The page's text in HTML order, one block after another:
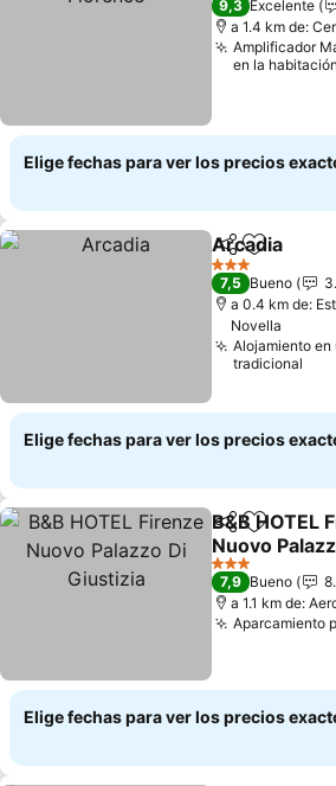
9,3 Excelente
a 1.4 km de:
Amplificador
en la habitación
Elige fechas para ver los precios
CompartirAgregar
Arcadia
3 Estrellas
7,5 Bueno
a 0.4 km de:
Novella
Alojamiento en
tradicional
Elige fechas para ver los precios
Compartir
Agregar
B&B HOTEL
Nuovo
Giustizia
Ver precios
3 Estrellas
7,9 Bueno
a 1.1 km de:
Aparcamiento
Elige fechas para ver los precios